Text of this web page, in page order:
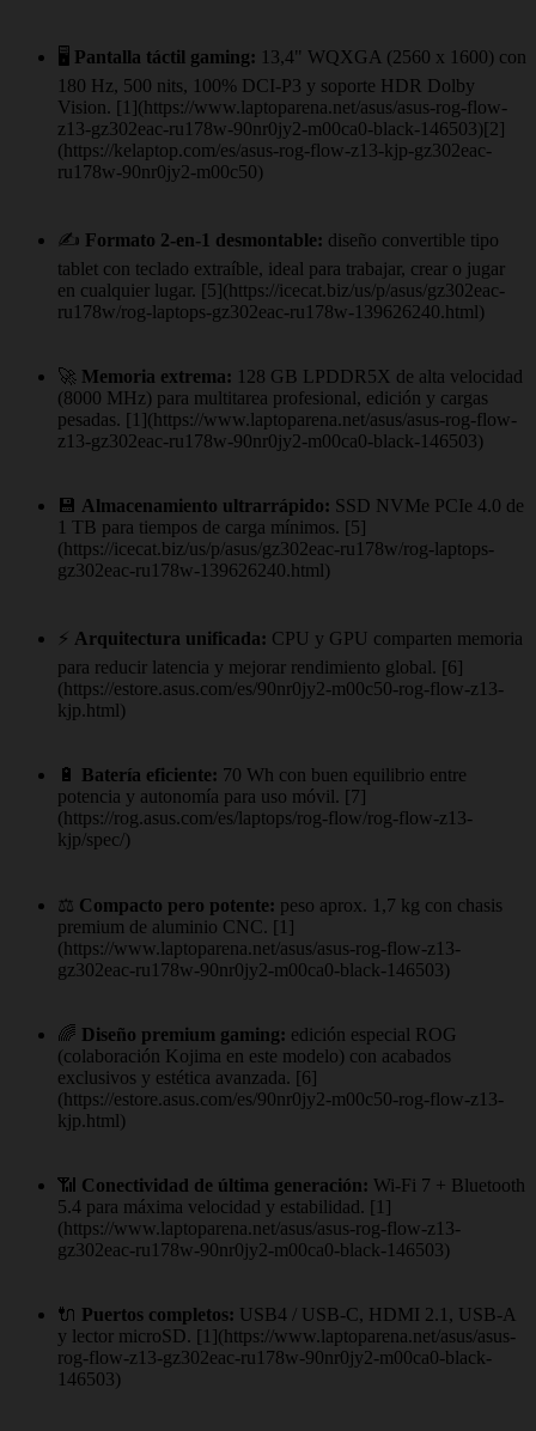
🖥️ Pantalla táctil gaming: 13,4" WQXGA (2560 x 1600) con
180 Hz, 500 nits, 100% DCI‑P3 y soporte HDR Dolby
Vision. [1](https://www.laptoparena.net/asus/asus-rog-flow-
z13-gz302eac-ru178w-90nr0jy2-m00ca0-black-146503)[2]
(https://kelaptop.com/es/asus-rog-flow-z13-kjp-gz302eac-
ru178w-90nr0jy2-m00c50)
✍️ Formato 2‑en‑1 desmontable: diseño convertible tipo
tablet con teclado extraíble, ideal para trabajar, crear o jugar
en cualquier lugar. [5](https://icecat.biz/us/p/asus/gz302eac-
ru178w/rog-laptops-gz302eac-ru178w-139626240.html)
🚀 Memoria extrema: 128 GB LPDDR5X de alta velocidad
(8000 MHz) para multitarea profesional, edición y cargas
pesadas. [1](https://www.laptoparena.net/asus/asus-rog-flow-
z13-gz302eac-ru178w-90nr0jy2-m00ca0-black-146503)
💾 Almacenamiento ultrarrápido: SSD NVMe PCIe 4.0 de
1 TB para tiempos de carga mínimos. [5]
(https://icecat.biz/us/p/asus/gz302eac-ru178w/rog-laptops-
gz302eac-ru178w-139626240.html)
⚡ Arquitectura unificada: CPU y GPU comparten memoria
para reducir latencia y mejorar rendimiento global. [6]
(https://estore.asus.com/es/90nr0jy2-m00c50-rog-flow-z13-
kjp.html)
🔋 Batería eficiente: 70 Wh con buen equilibrio entre
potencia y autonomía para uso móvil. [7]
(https://rog.asus.com/es/laptops/rog-flow/rog-flow-z13-
kjp/spec/)
⚖️ Compacto pero potente: peso aprox. 1,7 kg con chasis
premium de aluminio CNC. [1]
(https://www.laptoparena.net/asus/asus-rog-flow-z13-
gz302eac-ru178w-90nr0jy2-m00ca0-black-146503)
🌈 Diseño premium gaming: edición especial ROG
(colaboración Kojima en este modelo) con acabados
exclusivos y estética avanzada. [6]
(https://estore.asus.com/es/90nr0jy2-m00c50-rog-flow-z13-
kjp.html)
📶 Conectividad de última generación: Wi‑Fi 7 + Bluetooth
5.4 para máxima velocidad y estabilidad. [1]
(https://www.laptoparena.net/asus/asus-rog-flow-z13-
gz302eac-ru178w-90nr0jy2-m00ca0-black-146503)
🔌 Puertos completos: USB4 / USB‑C, HDMI 2.1, USB‑A
y lector microSD. [1](https://www.laptoparena.net/asus/asus-
rog-flow-z13-gz302eac-ru178w-90nr0jy2-m00ca0-black-
146503)